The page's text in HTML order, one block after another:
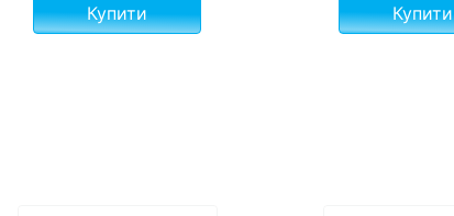
Купити Купити